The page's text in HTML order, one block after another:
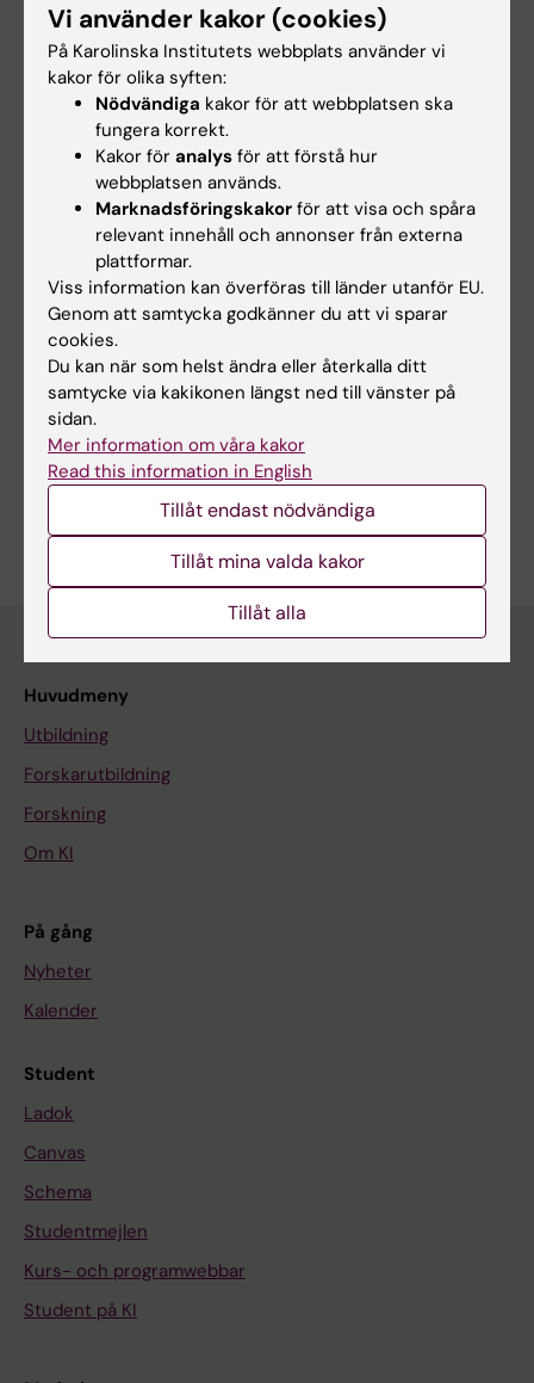
forskare, lärare och andra experter inom
verksamheten.
Hade du nytta av informationen på denna sida?
Yes
No
Innehållsgranskare:
Erika Dabhilkar
Redaktör:Emma Hägg
Sidan uppdaterad:
Dela
Huvudmeny
Utbildning
Forskarutbildning
Forskning
Om KI
På gång
Nyheter
Kalender
Student
Ladok
Canvas
Schema
Studentmejlen
Kurs- och programwebbar
Student på KI
Vi använder kakor (cookies)
På Karolinska Institutets webbplats använder vi
kakor för olika syften:
Nödvändiga kakor för att webbplatsen ska
fungera korrekt.
Kakor för analys för att förstå hur
webbplatsen används.
Marknadsföringskakor för att visa och spåra
relevant innehåll och annonser från externa
plattformar.
Viss information kan överföras till länder utanför EU.
Genom att samtycka godkänner du att vi sparar
cookies.
Du kan när som helst ändra eller återkalla ditt
samtycke via kakikonen längst ned till vänster på
sidan.
Mer information om våra kakor
Read this information in English
Tillåt endast nödvändiga
Tillåt mina valda kakor
Tillåt alla